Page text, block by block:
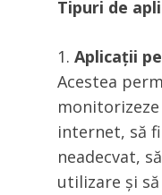
Tipuri de
Aplicații
Acestea
internet, să
neadecvat,
utilizare și